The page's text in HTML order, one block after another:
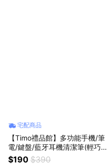
宅配商品
【Timo禮品館】多功能手機/筆
電/鍵盤/藍牙耳機清潔筆(輕巧便
攜)-伸縮款
$190 $390